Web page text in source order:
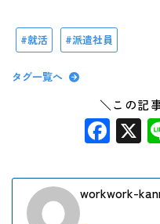
就活 派遣社員
タグ一覧へ
＼この記
workwork-